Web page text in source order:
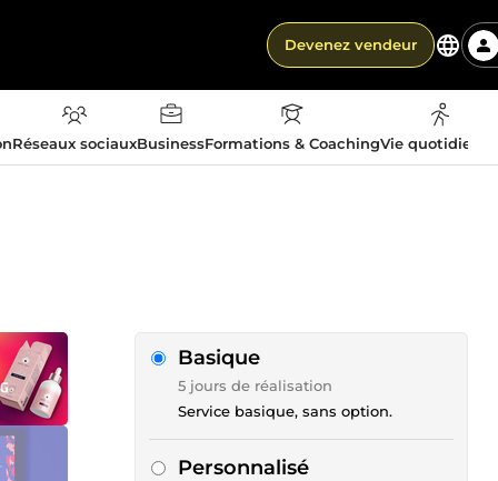
Devenez vendeur
Réseaux sociauxBusinessFormations & CoachingVie
Basique
5 jours de réalisation
Service basique, sans option.
Personnalisé